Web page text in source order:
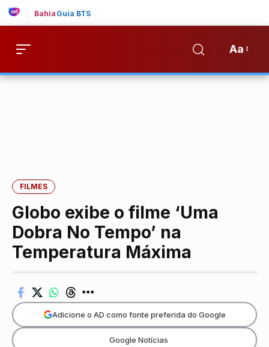
Bahia Guia BTS
Aa
FILMES
Globo exibe o filme ‘Uma
Dobra No Tempo’ na
Temperatura Máxima
Adicione o AD como fonte preferida do Google
Google Notícias